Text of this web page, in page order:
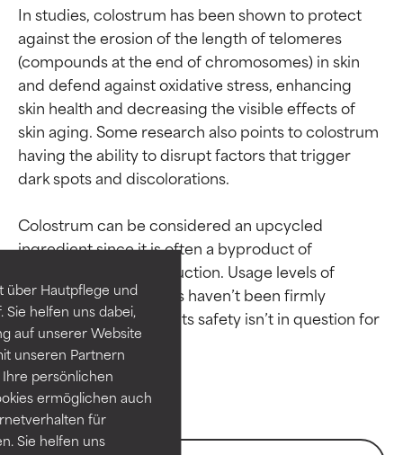
über Hautpflege und
helfen uns dabei,
auf unserer Website
unseren Partnern
persönlichen
ermöglichen auch
für
Sie helfen uns
In studies, colostrum has been shown to protect
against the erosion of the length of telomeres
(compounds at the end of chromosomes) in skin
and defend against oxidative stress, enhancing
skin health and decreasing the visible effects of
skin aging. Some research also points to colostrum
having the ability to disrupt factors that trigger
dark spots and discolorations.
Colostrum can be considered an upcycled
ingredient since it is often a byproduct of
commercial milk production. Usage levels of
colostrum in cosmetics haven’t been firmly
established; however, its safety isn’t in question for
Bewertung der
Inhaltsstoffe
SEHR GUT
Erwiesen und durch
unabhängige Studien belegt.
Hervorragender Wirkstoff für
die meisten Hauttypen und -
probleme.
GUT
Notwendig zur Verbesserung
Bewertung der
Inhaltsstoffe
SEHR GUT
Erwiesen und durch
unabhängige Studien belegt.
Hervorragender Wirkstoff für
die meisten Hauttypen und -
probleme.
GUT
Notwendig zur Verbesserung